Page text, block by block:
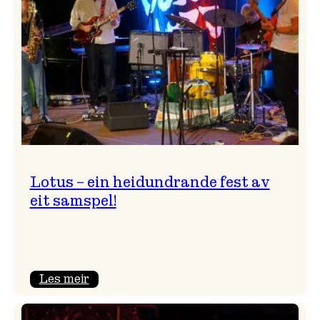
NTNU!
Lotus – ein heidundrande fest av
eit samspel!
Les meir:
–